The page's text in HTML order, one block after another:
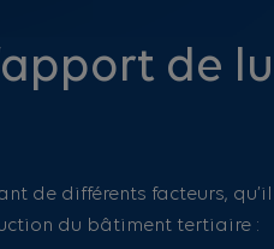
de
de différents facteurs,
du bâtiment tertiaire :